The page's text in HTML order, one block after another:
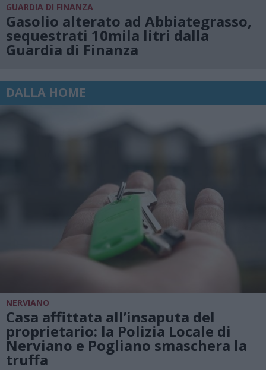
GUARDIA DI FINANZA
Gasolio alterato ad Abbiategrasso,
sequestrati 10mila litri dalla
Guardia di Finanza
DALLA HOME
NERVIANO
Casa affittata all’insaputa del
proprietario: la Polizia Locale di
Nerviano e Pogliano smaschera la
truffa